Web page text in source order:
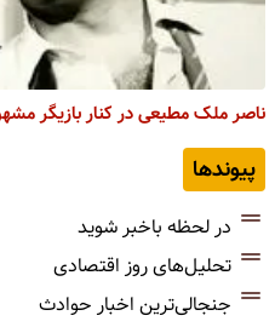
ناصر ملک ‌مطیعی در کنار بازیگر
پیوندها
در لحظه باخبر شوید
تحلیل‌های روز اقتصادی
جنجالی‌ترین اخبار حوادث